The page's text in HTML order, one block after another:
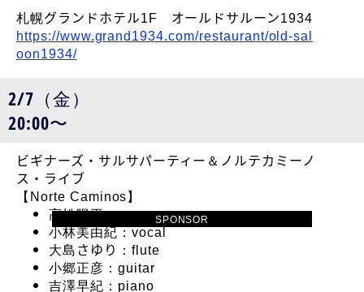
札幌グランドホテル1F オールドサルーン1934
https://www.grand1934.com/restaurant/old-sal
oon1934/
2/7（金）
20:00〜
ビギナーズ・サルサパーティー＆ノルテカミーノ
ス・ライブ
【Norte Caminos】
高松陽平：conga
小林美由紀：vocal
大島さゆり：flute
小郷正彦：guitar
吉澤早紀：piano
SPONSOR